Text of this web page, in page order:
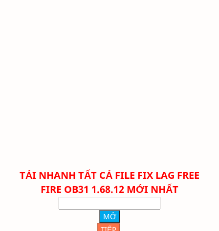
TẢI NHANH TẤT CẢ FILE FIX LAG FREE
FIRE OB31 1.68.12 MỚI NHẤT
MỞ